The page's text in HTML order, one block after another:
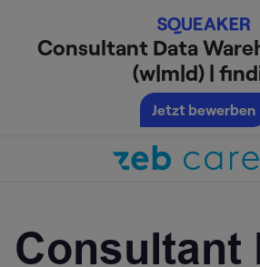
Consultant Data
(w|m|d) |
Jetzt bewerben